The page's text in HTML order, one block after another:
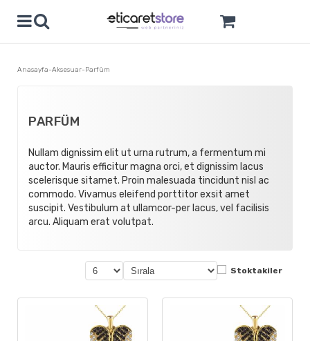
Anasayfa Aksesuar Parfüm
PARFÜM
Nullam dignissim elit ut urna rutrum, a fermentum mi
auctor. Mauris efficitur magna orci, et dignissim lacus
scelerisque sitamet. Proin malesuada tincidunt nisl ac
commodo. Vivamus eleifend porttitor exsit amet
suscipit. Vestibulum at ullamcor-per lacus, vel facilisis
arcu. Aliquam erat volutpat.
Stoktakiler